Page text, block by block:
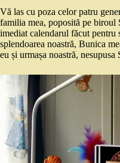
Vă las cu poza celor patru
familia mea, poposită pe biroul
imediat calendarul făcut pentru
splendoarea noastră, Bunica
eu și urmașa noastră,